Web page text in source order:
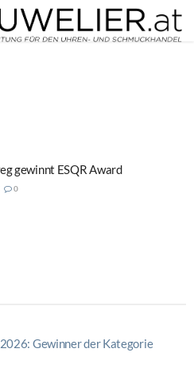
gewinnt ESQR Award
0
Gewinner der Kategorie